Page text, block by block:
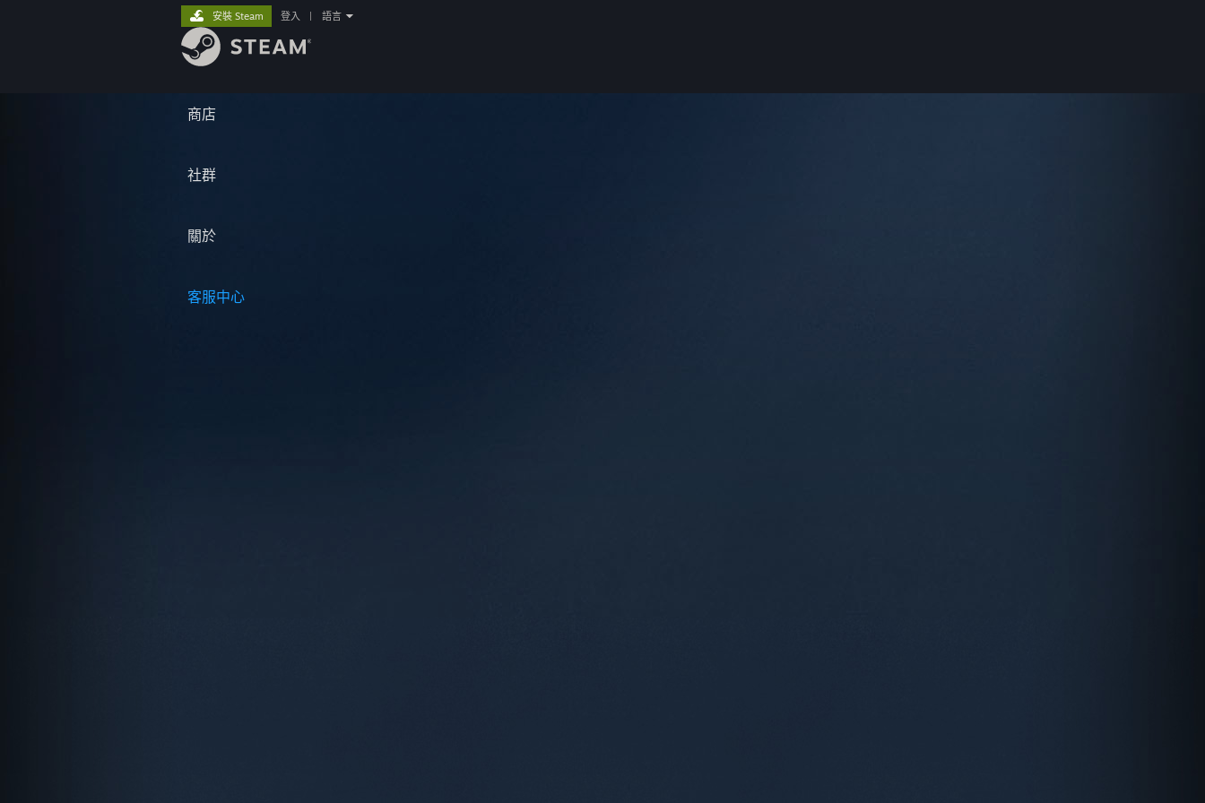
商店
社群
關於
客服中心
安裝 Steam 登入 語言